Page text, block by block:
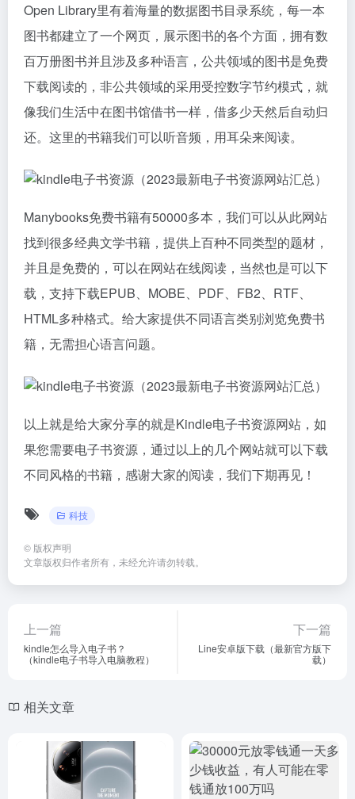
Open Library里有着海量的数据图书目录系统，每一本
图书都建立了一个网页，展示图书的各个方面，拥有数
百万册图书并且涉及多种语言，公共领域的图书是免费
下载阅读的，非公共领域的采用受控数字节约模式，就
像我们生活中在图书馆借书一样，借多少天然后自动归
还。这里的书籍我们可以听音频，用耳朵来阅读。
Manybooks免费书籍有50000多本，我们可以从此网站
找到很多经典文学书籍，提供上百种不同类型的题材，
并且是免费的，可以在网站在线阅读，当然也是可以下
载，支持下载EPUB、MOBE、PDF、FB2、RTF、
HTML多种格式。给大家提供不同语言类别浏览免费书
籍，无需担心语言问题。
以上就是给大家分享的就是Kindle电子书资源网站，如
果您需要电子书资源，通过以上的几个网站就可以下载
不同风格的书籍，感谢大家的阅读，我们下期再见！
科技
© 版权声明
文章版权归作者所有，未经允许请勿转载。
上一篇
kindle怎么导入电子书？
（kindle电子书导入电脑教程）
下一篇
Line安卓版下载（最新官方版下
载）
相关文章